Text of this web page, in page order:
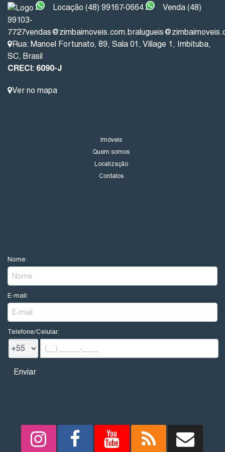
Locação (48) 99167-0664
Venda (48)
99103-
7727vendas@zimbaimoveis.com.br
Rua: Manoel Fortunato, 89, Sala 01, Village 1, Imbituba,
SC, Brasil
CRECI: 6090-J
Ver no mapa
Imóveis
Quem somos
Localização
Contatos
Nome:
E-mail:
Telefone/Celular: